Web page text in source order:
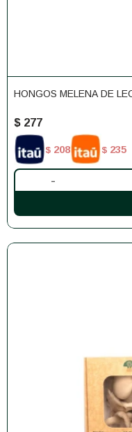
HONGOS MELENA DE
$ 277
$ 208 $ 235
-